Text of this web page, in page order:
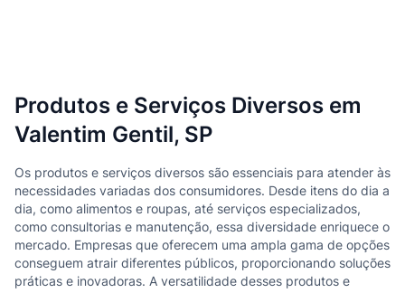
Produtos e Serviços Diversos em
Valentim Gentil, SP
Os produtos e serviços diversos são essenciais para atender às
necessidades variadas dos consumidores. Desde itens do dia a
dia, como alimentos e roupas, até serviços especializados,
como consultorias e manutenção, essa diversidade enriquece o
mercado. Empresas que oferecem uma ampla gama de opções
conseguem atrair diferentes públicos, proporcionando soluções
práticas e inovadoras. A versatilidade desses produtos e